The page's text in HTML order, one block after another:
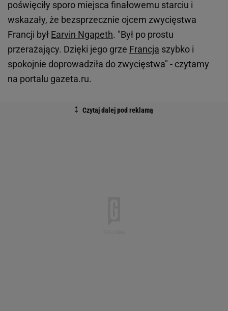
poświęciły sporo miejsca finałowemu starciu i
wskazały, że bezsprzecznie ojcem zwycięstwa
Francji był Earvin Ngapeth. "Był po prostu
przerażający. Dzięki jego grze Francja szybko i
spokojnie doprowadziła do zwycięstwa" - czytamy
na portalu gazeta.ru.